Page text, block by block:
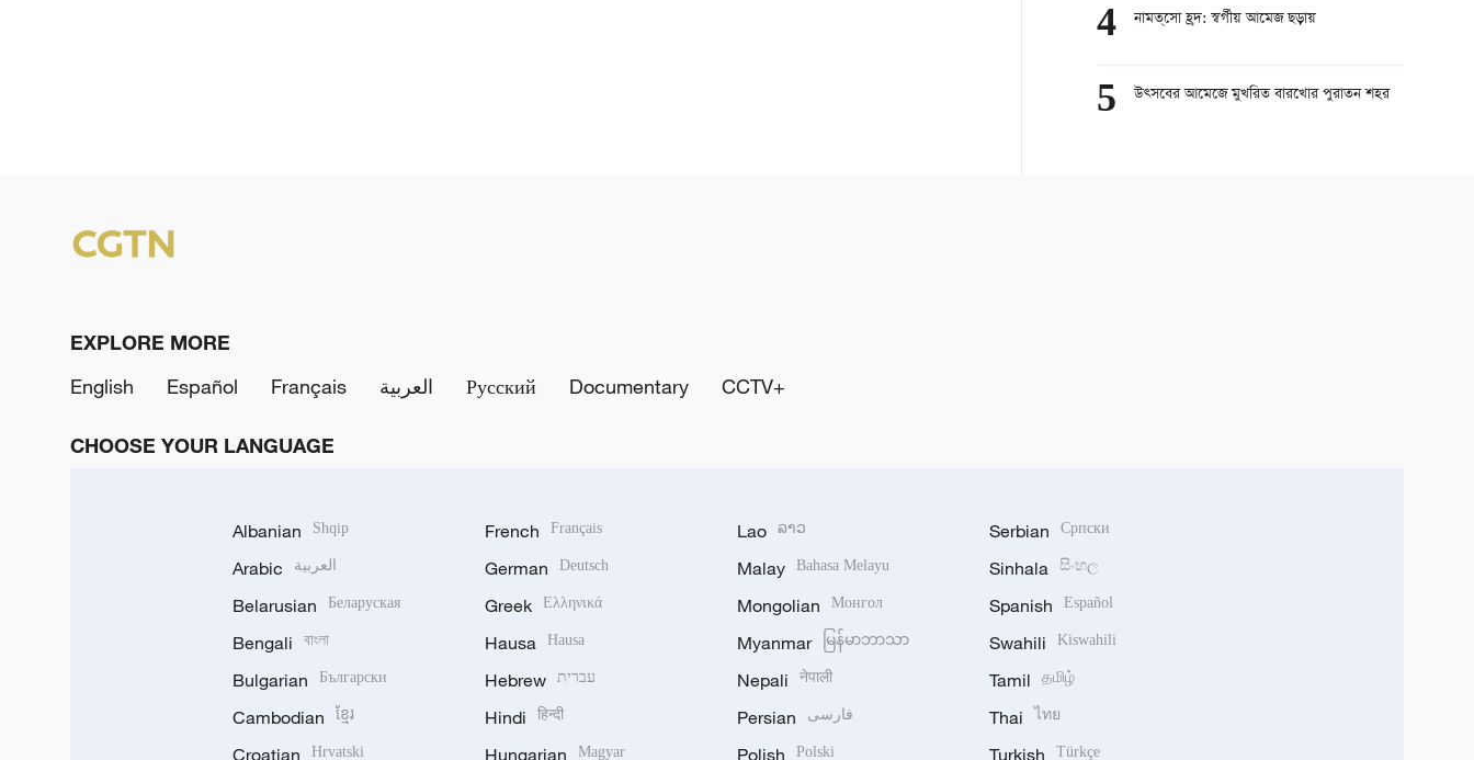
4 নামত্‌সো হ্রদ: স্বর্গীয় আমেজ ছড়ায়
5 উত্সবের আমেজে মুখরিত বারখোর পুরাতন শহর
EXPLORE MORE
English
Español Français العربية Русский Documentary CCTV+
CHOOSE YOUR LANGUAGE
Albanian Shqip
Arabic العربية
Belarusian Беларуская
Bengali বাংলা
Bulgarian Български
Cambodian ខ្មែរ
Croatian Hrvatski
French Français
German Deutsch
Greek Ελληνικά
Hausa Hausa
Hebrew עברית
Hindi हिन्दी
Hungarian Magyar
Lao ລາວ
Malay Bahasa Melayu
Mongolian Монгол
Myanmar မြန်မာဘာသာ
Nepali नेपाली
Persian فارسی
Polish Polski
Serbian Српски
Sinhala සිංහල
Spanish Español
Swahili Kiswahili
Tamil தமிழ்
Thai ไทย
Turkish Türkçe